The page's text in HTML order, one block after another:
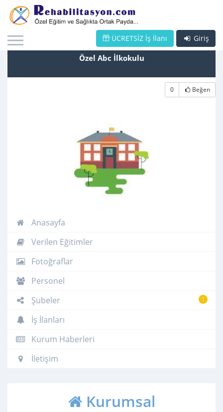
Giriş
ÜCRETSİZ İş İlanı
Özel Abc İlkokulu
0 Beğen
Anasayfa
Verilen Eğitimler
Fotoğraflar
Personel
1
Şubeler
İş İlanları
Kurum Haberleri
İletişim
Kurumsal